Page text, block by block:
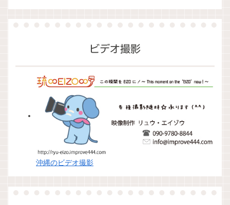
ビデオ撮影
沖縄のビデオ撮影